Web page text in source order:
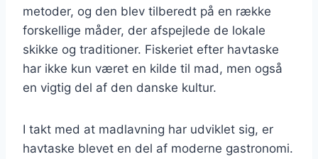
metoder, og den blev tilberedt på en række
forskellige måder, der afspejlede de lokale
skikke og traditioner. Fiskeriet efter havtaske
har ikke kun været en kilde til mad, men også
en vigtig del af den danske kultur.
I takt med at madlavning har udviklet sig, er
havtaske blevet en del af moderne gastronomi.